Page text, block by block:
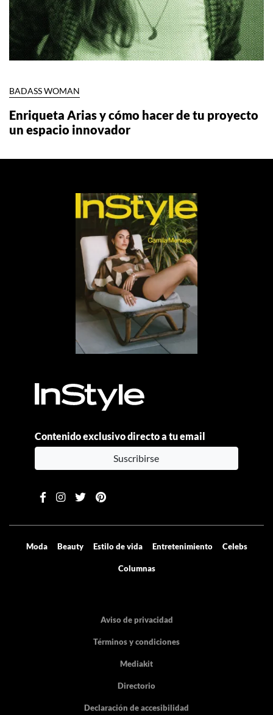
BADASS WOMAN
Enriqueta Arias y cómo hacer de tu proyecto
un espacio innovador
Contenido exclusivo directo a tu email
Suscribirse
Moda Beauty Estilo de vida Entretenimiento Celebs
Columnas
Aviso de privacidad
Términos y condiciones
Mediakit
Directorio
Declaración de accesibilidad